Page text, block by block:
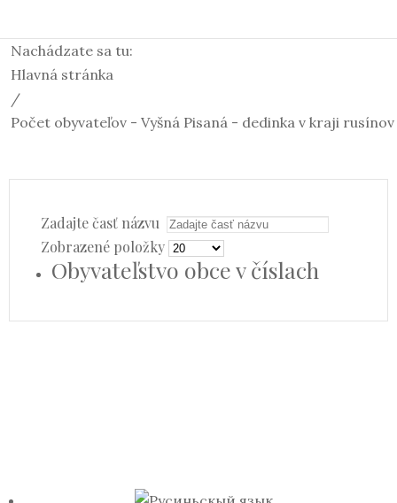
Nachádzate sa tu:
Hlavná stránka
/
Počet obyvateľov - Vyšná Pisaná - dedinka v kraji rusínov
Zadajte časť názvu
Zobrazené položky
Obyvateľstvo obce v číslach